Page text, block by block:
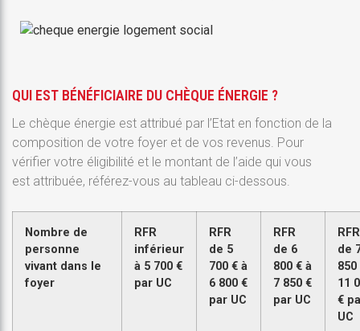
QUI EST BÉNÉFICIAIRE DU CHÈQUE ÉNERGIE ?
Le chèque énergie est attribué par l’Etat en fonction de la
composition de votre foyer et de vos revenus. Pour
vérifier votre éligibilité et le montant de l’aide qui vous
est attribuée, référez-vous au tableau ci-dessous.
Nombre de
personne
vivant dans le
foyer
RFR
inférieur
à 5 700 €
par UC
RFR
de 5
700 € à
6 800 €
par UC
RFR
de 6
800 € à
7 850 €
par UC
RFR
de
850
11
€
UC